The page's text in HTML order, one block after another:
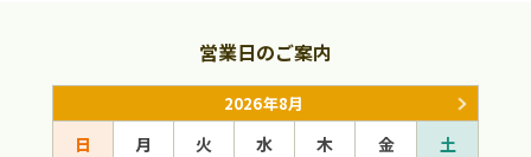
営業日のご案内
2026年8月
日 月 火 水 木 金
土